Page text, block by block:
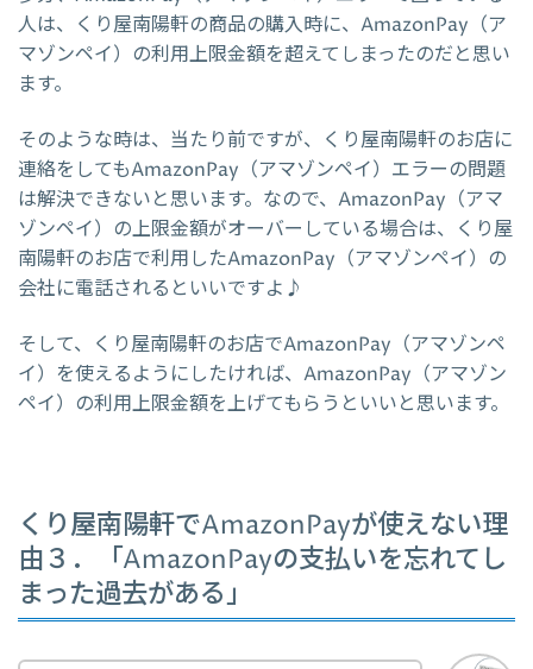
人は、くり屋南陽軒の商品の購入時に、AmazonPay（ア
マゾンペイ）の利用上限金額を超えてしまったのだと思い
ます。
そのような時は、当たり前ですが、くり屋南陽軒のお店に
連絡をしてもAmazonPay（アマゾンペイ）エラーの問題
は解決できないと思います。なので、AmazonPay（アマ
ゾンペイ）の上限金額がオーバーしている場合は、くり屋
南陽軒のお店で利用したAmazonPay（アマゾンペイ）の
会社に電話されるといいですよ♪
そして、くり屋南陽軒のお店でAmazonPay（アマゾンペ
イ）を使えるようにしたければ、AmazonPay（アマゾン
ペイ）の利用上限金額を上げてもらうといいと思います。
くり屋南陽軒でAmazonPayが使えない理
由３．「AmazonPayの支払いを忘れてし
まった過去がある」